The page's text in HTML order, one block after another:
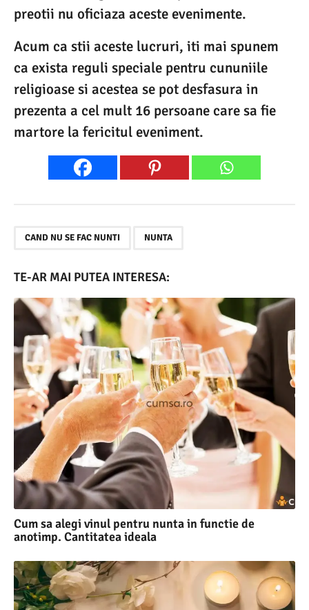
preotii nu oficiaza aceste evenimente.
Acum ca stii aceste lucruri, iti mai spunem
ca exista reguli speciale pentru cununiile
religioase si acestea se pot desfasura in
prezenta a cel mult 16 persoane care sa fie
martore la fericitul eveniment.
CAND NU SE FAC NUNTI NUNTA
TE-AR MAI PUTEA INTERESA:
Cum sa alegi vinul pentru nunta in functie de
anotimp. Cantitatea ideala